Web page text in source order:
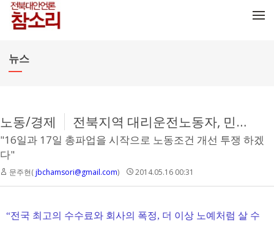
뉴스
노동/경제 전북지역 대리운전노동자, 민주노조 깃발 아래 투쟁 시작
"16일과 17일 총파업을 시작으로 노동조건 개선 투쟁 하겠
다"
문주현(jbchamsori@gmail.com) 2014.05.16 00:31
“전국 최고의 수수료와 회사의 폭정, 더 이상 노예처럼 살 수